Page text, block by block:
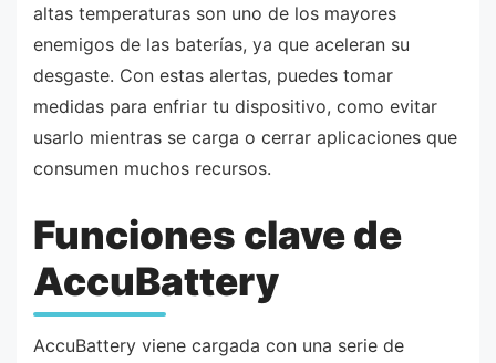
altas temperaturas son uno de los mayores
enemigos de las baterías, ya que aceleran su
desgaste. Con estas alertas, puedes tomar
medidas para enfriar tu dispositivo, como evitar
usarlo mientras se carga o cerrar aplicaciones que
consumen muchos recursos.
Funciones clave de
AccuBattery
AccuBattery viene cargada con una serie de